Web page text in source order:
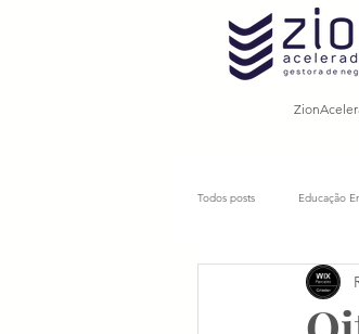
Todos posts Educação
Tendências e Futuro